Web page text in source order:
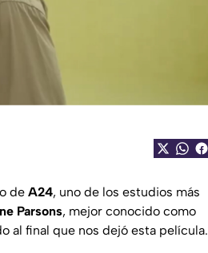
de A24, uno de los estudios más
Parsons, mejor conocido como
al final que nos dejó esta película.